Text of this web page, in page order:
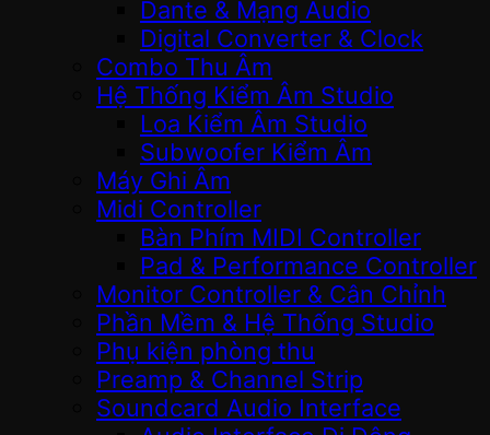
Dante & Mạng Audio
Digital Converter & Clock
Combo Thu Âm
Hệ Thống Kiểm Âm Studio
Loa Kiểm Âm Studio
Subwoofer Kiểm Âm
Máy Ghi Âm
Midi Controller
Bàn Phím MIDI Controller
Pad & Performance Controller
Monitor Controller & Cân Chỉnh
Phần Mềm & Hệ Thống Studio
Phụ kiện phòng thu
Preamp & Channel Strip
Soundcard Audio Interface